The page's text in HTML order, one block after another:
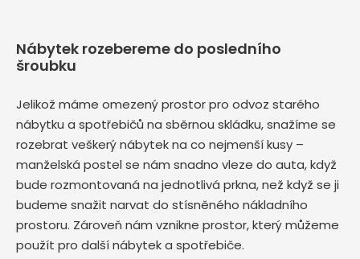
Nábytek rozebereme do posledního
šroubku
Jelikož máme omezený prostor pro odvoz starého
nábytku a spotřebičů na sběrnou skládku, snažíme se
rozebrat veškerý nábytek na co nejmenší kusy –
manželská postel se nám snadno vleze do auta, když
bude rozmontovaná na jednotlivá prkna, než když se ji
budeme snažit narvat do stísněného nákladního
prostoru. Zároveň nám vznikne prostor, který můžeme
použít pro další nábytek a spotřebiče.